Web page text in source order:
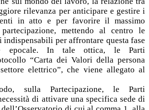
rilevanza per anticipare e gestire i
in atto e per favorire il massimo
mettendo al centro le
indispensabili per affrontare questa fase
epocale. In tale ottica, le Parti
“Carta dei Valori della persona
elettrico”, che viene allegato al
sulla Partecipazione, le Parti
di attivare una specifica sede di